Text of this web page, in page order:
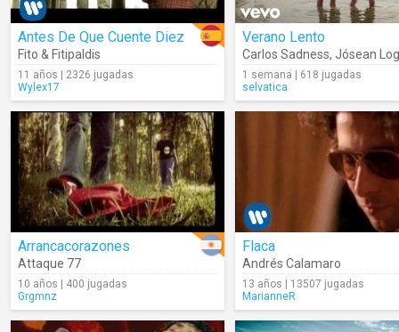
Antes De Que Cuente Diez
Fito & Fitipaldis
11 años | 2326 jugadas
Wylex17
Verano Lento
Carlos Sadness, Jósean Log
1 semana | 618 jugadas
selvatica
Arrancacorazones
Attaque 77
10 años | 400 jugadas
Grgmnz
Flaca
Andrés Calamaro
13 años | 13507 jugadas
MarianneR